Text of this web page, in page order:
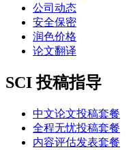
公司动态
安全保密
润色价格
论文翻译
SCI 投稿指导
中文论文投稿套餐
全程无忧投稿套餐
内容评估发表套餐